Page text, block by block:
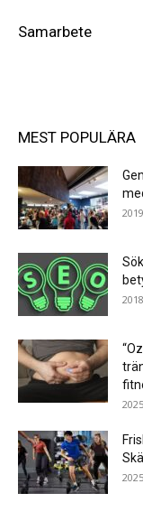
Samarbete
MEST POPULÄRA